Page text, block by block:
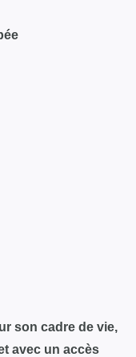
son cadre de vie,
avec un accès